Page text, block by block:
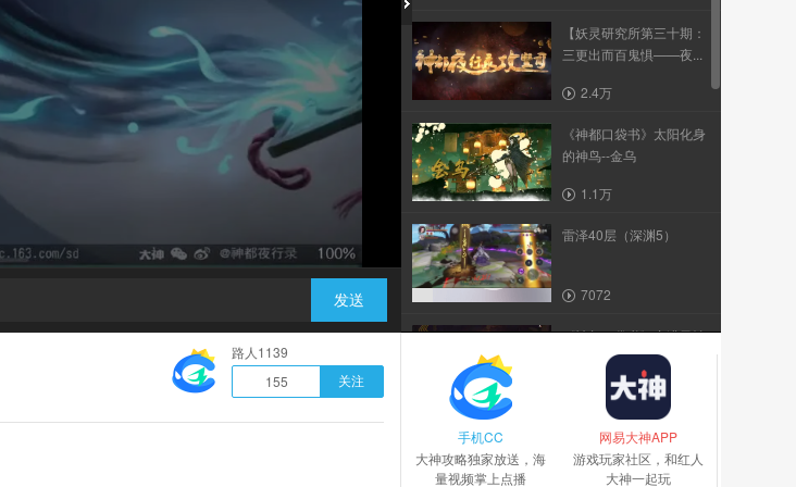
发送
【妖灵研究所第三十期：
三更出而百鬼惧——夜...
2.4万
《神都口袋书》太阳化身
的神鸟--金乌
1.1万
雷泽40层（深渊5）
7072
《神都口袋书》充满灵性
的生肖之首--子鼠
5.0万
《神都口袋书》太上老君
的坐骑独角兕
路人1139
155
关注
手机CC
大神攻略独家放送，海
量视频掌上点播
网易大神APP
游戏玩家社区，和红人
大神一起玩